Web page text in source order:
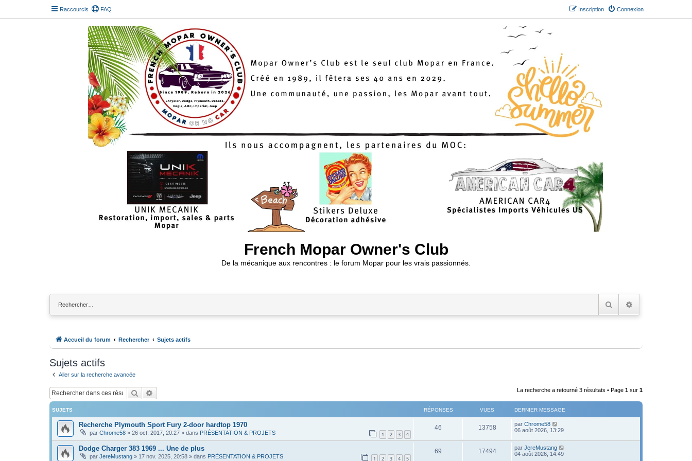
Raccourcis FAQ Connexion
Inscription
French Mopar Owner's Club
De la mécanique aux rencontres : le forum Mopar pour les vrais passionnés.
RechercherRecherche avancée
Accueil du forum Rechercher Sujets actifs
Sujets actifs
Aller sur la recherche avancée
Rechercher La recherche a retourné 3 résultats • Page 1 sur 1
SUJETS RÉPONSES VUES DERNIER MESSAGE
Recherche Plymouth Sport Fury 2-door hardtop 1970
par Chrome58 » 26 oct. 2017, 20:27 » dans PRÉSENTATION & PROJETS 1 2 3 4
46
é
13758V
u
e
D
e
n
i
e
par Chrome58
06 août 2026, 13:29
Dodge Charger 383 1969 ... Une de plus
par JereMustang » 17 nov. 2025, 20:58 » dans PRÉSENTATION & PROJETS 1 2 3 4 5
69 17494V
D
e
par JereMustang
04 août 2026, 14:49